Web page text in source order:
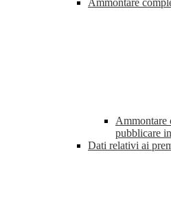
Ammontare
Ammontare
pubblicare
Dati relativi ai